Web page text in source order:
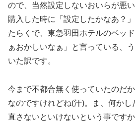
ので、当然設定しないおいらが悪
購入した時に「設定したかなあ？
たらくで、東急羽田ホテルのベッ
ぁおかしいなぁ」と言っている、
いた訳です。
今まで不都合無く使っていたのだ
なのですけれどね(汗)。ま、何か
直さないといけないという事ですか